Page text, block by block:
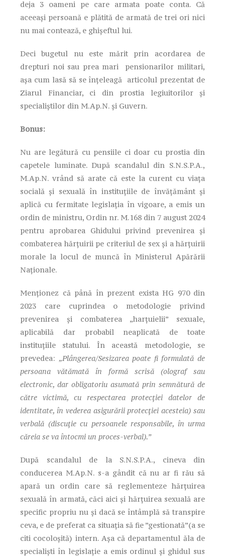
deja 3 oameni pe care armata poate conta. Că
aceeași persoană e plătită de armată de trei ori nici
nu mai contează, e ghișeftul lui.
Deci bugetul nu este mărit prin acordarea de
drepturi noi sau prea mari pensionarilor militari,
așa cum lasă să se înțeleagă articolul prezentat de
Ziarul Financiar, ci din prostia legiuitorilor și
specialiștilor din M.Ap.N. și Guvern.
Bonus:
Nu are legătură cu pensiile ci doar cu prostia din
capetele luminate. După scandalul din S.N.S.P.A.,
M.Ap.N. vrând să arate că este la curent cu viața
socială și sexuală în instituțiile de învățământ și
aplică cu fermitate legislația în vigoare, a emis un
ordin de ministru, Ordin nr. M.168 din 7 august 2024
pentru aprobarea Ghidului privind prevenirea și
combaterea hărțuirii pe criteriul de sex și a hărțuirii
morale la locul de muncă în Ministerul Apărării
Naționale.
Menționez că până în prezent exista HG 970 din
2023 care cuprindea o metodologie privind
prevenirea și combaterea „harțuielii” sexuale,
aplicabilă dar probabil neaplicată de toate
instituțiile statului. În această metodologie, se
prevedea: „Plângerea/Sesizarea poate fi formulată de
persoana vătămată în formă scrisă (olograf sau
electronic, dar obligatoriu asumată prin semnătură de
către victimă, cu respectarea protecției datelor de
identitate, în vederea asigurării protecției acesteia) sau
verbală (discuție cu persoanele responsabile, în urma
căreia se va întocmi un proces-verbal).”
După scandalul de la S.N.S.P.A., cineva din
conducerea M.Ap.N. s-a gândit că nu ar fi rău să
apară un ordin care să reglementeze hărțuirea
sexuală în armată, căci aici și hărțuirea sexuală are
specific propriu nu și dacă se întâmplă să transpire
ceva, e de preferat ca situația să fie ”gestionată”(a se
citi cocoloșită) intern. Așa că departamentul ăla de
specialiști în legislație a emis ordinul și ghidul sus